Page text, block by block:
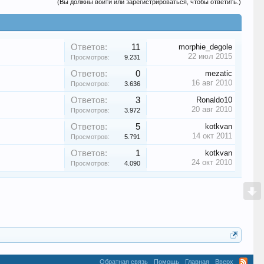
(Вы должны войти или зарегистрироваться, чтобы ответить.)
Ответов: 11
Просмотров: 9.231
morphie_degole
22 июл 2015
Ответов: 0
Просмотров: 3.636
mezatic
16 авг 2010
Ответов: 3
Просмотров: 3.972
Ronaldo10
20 авг 2010
Ответов: 5
Просмотров: 5.791
kotkvan
14 окт 2011
Ответов: 1
Просмотров: 4.090
kotkvan
24 окт 2010
Обратная связь Помощь Главная Вверх